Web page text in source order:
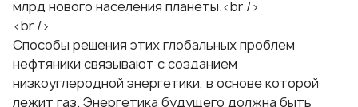
млрд нового населения планеты.<br />
<br />
Способы решения этих глобальных проблем
нефтяники связывают с созданием
низкоуглеродной энергетики, в основе которой
лежит газ. Энергетика будущего должна быть